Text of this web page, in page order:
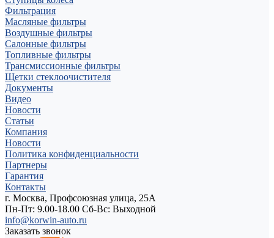
Фильтрация
Масляные фильтры
Воздушные фильтры
Салонные фильтры
Топливные фильтры
Трансмиссионные фильтры
Щетки стеклоочистителя
Документы
Видео
Новости
Статьи
Компания
Новости
Политика конфиденциальности
Партнеры
Гарантия
Контакты
г. Москва, Профсоюзная улица, 25А
Пн-Пт: 9.00-18.00 Cб-Вс: Выходной
info@korwin-auto.ru
Заказать звонок